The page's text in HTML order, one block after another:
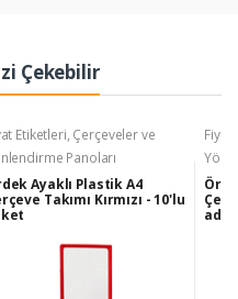
Çekebilir
Etiketleri, Çerçeveler ve
Panoları
Ayaklı Plastik A4
Takımı Kırmızı - 10'lu
Fiyat
adet